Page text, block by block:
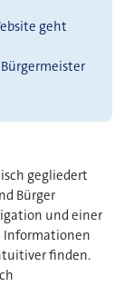
geht
gegliedert
Bürger
und einer
Informationen
finden.